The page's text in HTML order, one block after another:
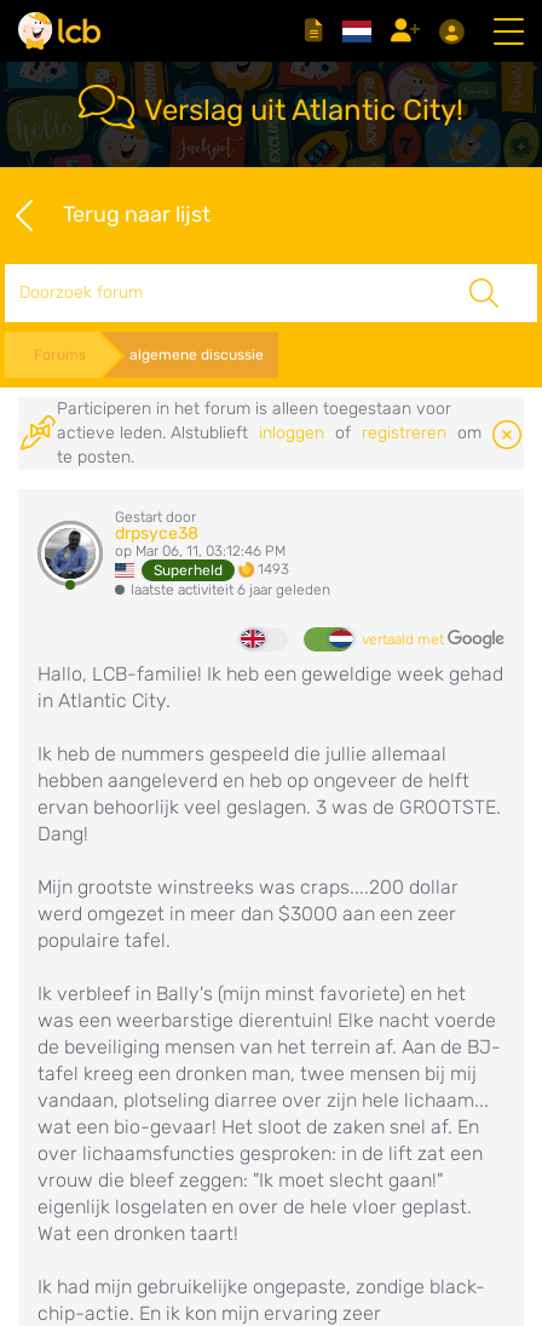
Verslag uit Atlantic City!
Terug naar lijst
Forums algemene discussie
Participeren in het forum is alleen toegestaan voor
actieve leden. Alstublieft inloggen of registreren om
te posten.
Gestart door
drpsyce38
op Mar 06, 11, 03:12:46 PM
Superheld
1493
laatste activiteit 6 jaar geleden
vertaald met
Hallo, LCB-familie! Ik heb een geweldige week gehad
in Atlantic City.
Ik heb de nummers gespeeld die jullie allemaal
hebben aangeleverd en heb op ongeveer de helft
ervan behoorlijk veel geslagen. 3 was de GROOTSTE.
Dang!
Mijn grootste winstreeks was craps....200 dollar
werd omgezet in meer dan $3000 aan een zeer
populaire tafel.
Ik verbleef in Bally's (mijn minst favoriete) en het
was een weerbarstige dierentuin! Elke nacht voerde
de beveiliging mensen van het terrein af. Aan de BJ-
tafel kreeg een dronken man, twee mensen bij mij
vandaan, plotseling diarree over zijn hele lichaam...
wat een bio-gevaar! Het sloot de zaken snel af. En
over lichaamsfuncties gesproken: in de lift zat een
vrouw die bleef zeggen: "Ik moet slecht gaan!"
eigenlijk losgelaten en over de hele vloer geplast.
Wat een dronken taart!
Ik had mijn gebruikelijke ongepaste, zondige black-
chip-actie. En ik kon mijn ervaring zeer